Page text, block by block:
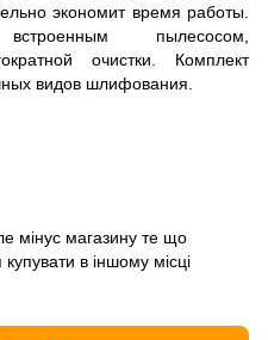
экономит время работы.
пылесосом,
очистки. Комплект
видов шлифования.
мінус магазину те що
в іншому місці